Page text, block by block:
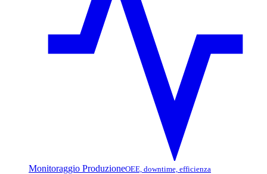
Monitoraggio ProduzioneOEE, downtime, efficienza